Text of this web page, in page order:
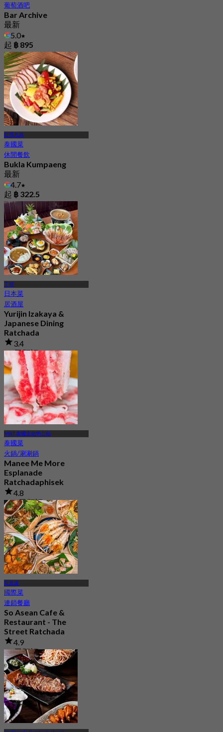
葡萄酒吧
Bar Archive
最新
5.0
起 ฿ 895
拉瑪九路
泰國菜
休閒餐飲
Bukla Kumpaeng
最新
4.7
起 ฿ 322.5
丁登
日本菜
居酒屋
Yurijin Izakaya &
Japanese Dining
Ratchada
3.4
74 已預訂
起 ฿ 530
MRT 泰國文化中心站
泰國菜
火鍋/涮涮鍋
Manee Me More
Esplanade
Ratchadaphisek
4.8
598 已預訂
起฿ 479
拉差達
國際菜
連鎖餐廳
So Asean Cafe &
Restaurant - The
Street Ratchada
4.9
35 已預訂
起฿ 245